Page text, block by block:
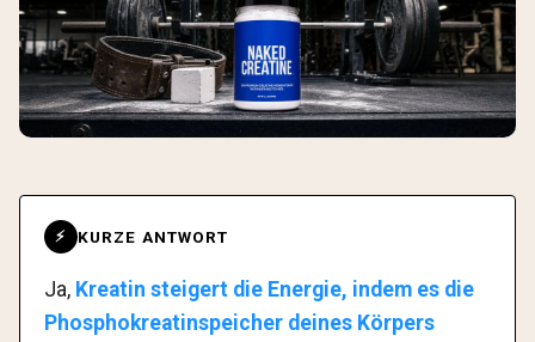
⚡ KURZE ANTWORT
Ja, Kreatin steigert die Energie, indem es die
Phosphokreatinspeicher deines Körpers